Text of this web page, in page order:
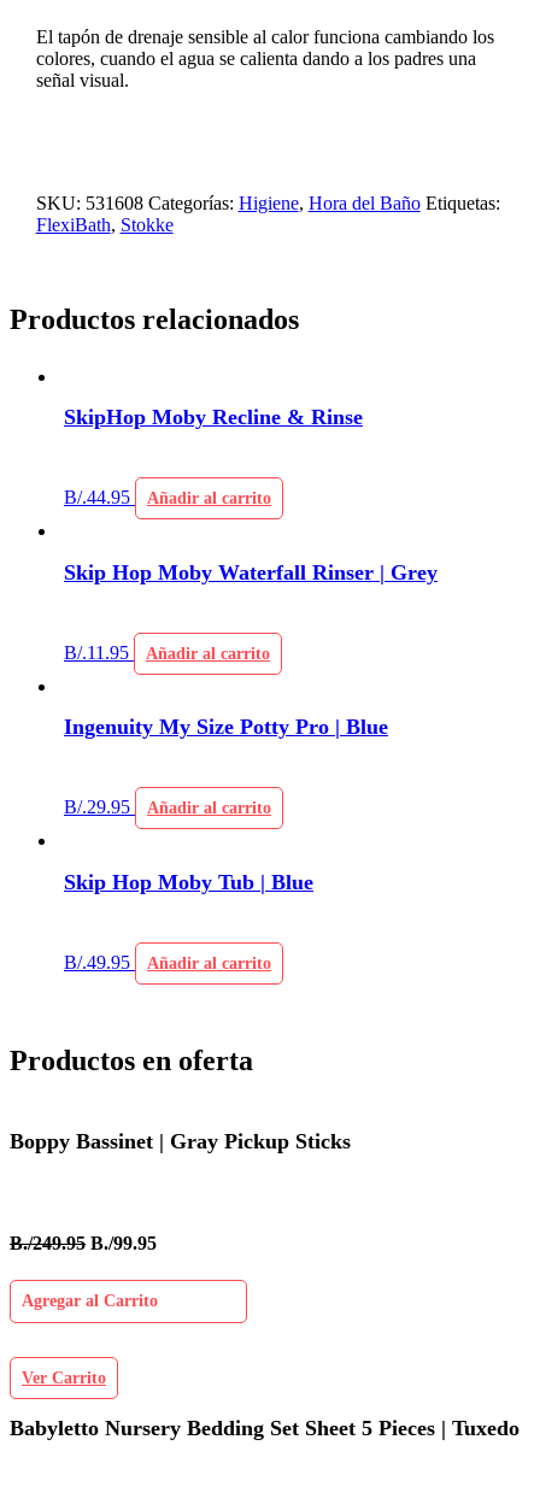
El tapón de drenaje sensible al calor funciona cambiando los
colores, cuando el agua se calienta dando a los padres una
señal visual.
SKU: 531608 Categorías: Higiene, Hora del Baño Etiquetas:
FlexiBath, Stokke
Productos relacionados
SkipHop Moby Recline & Rinse
B/.44.95 Añadir al carrito
Skip Hop Moby Waterfall Rinser | Grey
B/.11.95 Añadir al carrito
Ingenuity My Size Potty Pro | Blue
B/.29.95 Añadir al carrito
Skip Hop Moby Tub | Blue
B/.49.95 Añadir al carrito
Productos en oferta
Boppy Bassinet | Gray Pickup Sticks
B./249.95 B./99.95
Agregar al Carrito
Ver Carrito
Babyletto Nursery Bedding Set Sheet 5 Pieces | Tuxedo